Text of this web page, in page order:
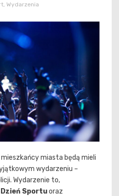
, Wydarzenia
miasta będą mieli
wydarzeniu –
Wydarzenie to,
Sportuoraz